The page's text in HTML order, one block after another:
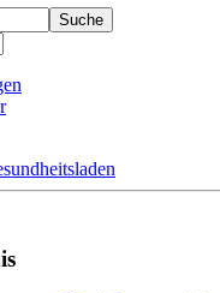
Suche